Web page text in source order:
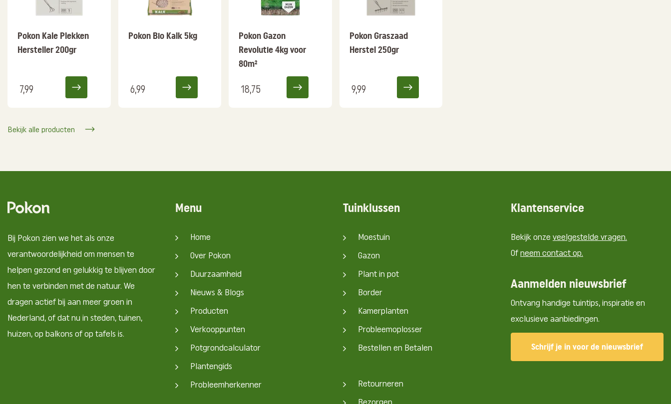
Pokon Kale Plekken
Hersteller 200gr
7,99
Pokon Bio Kalk 5kg
6,99
Pokon Gazon
Revolutie 4kg voor
80m²
18,75
Pokon Graszaad
Herstel 250gr
9,99
Bekijk alle producten
Bij Pokon zien we het als onze
verantwoordelijkheid om mensen te
helpen gezond en gelukkig te blijven door
hen te verbinden met de natuur. We
dragen actief bij aan meer groen in
Nederland, of dat nu in steden, tuinen,
huizen, op balkons of op tafels is.
Menu
Home
Over Pokon
Duurzaamheid
Nieuws & Blogs
Producten
Verkooppunten
Potgrondcalculator
Plantengids
Probleemherkenner
Tuinklussen
Moestuin
Gazon
Plant in pot
Border
Kamerplanten
Probleemoplosser
Bestellen en Betalen
Retourneren
Klantenservice
Bekijk onze veelgestelde vragen.
Of neem contact op.
Aanmelden nieuwsbrief
Ontvang handige tuintips, inspiratie en
exclusieve aanbiedingen.
Schrijf je in voor de nieuwsbrief